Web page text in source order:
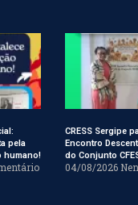
pela
humano!
CRESS Sergipe
Encontro
do Conjunto
04/08/2026